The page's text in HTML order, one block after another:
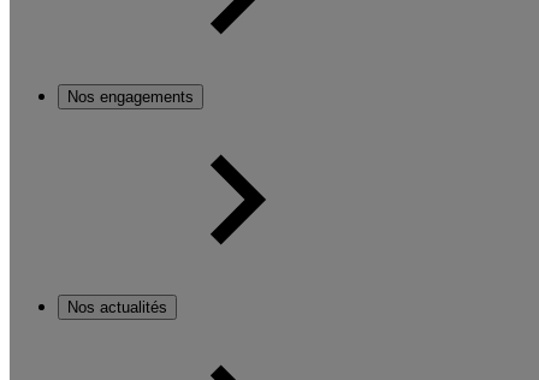
Nos engagements
Nos actualités